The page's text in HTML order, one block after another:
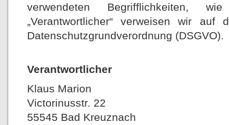
verwendeten Begrifflichkeiten,
„Verantwortlicher“ verweisen wir
Datenschutzgrundverordnung (DSGVO).
Verantwortlicher
Klaus Marion
Victorinusstr. 22
55545 Bad Kreuznach